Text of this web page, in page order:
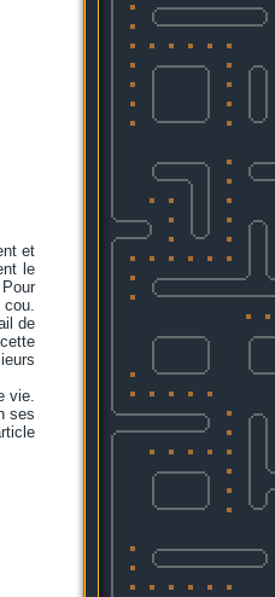
et
le
cou.
de
vie.
ses